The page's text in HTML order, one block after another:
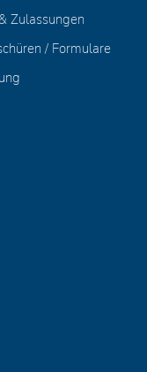
Zulassungen
/ Formulare